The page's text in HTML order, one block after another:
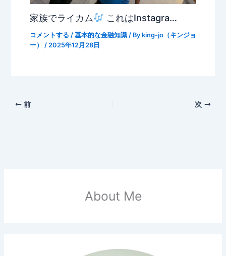
家族でライカム これはInstagra…
コメントする / 基本的な金融知識/ By king-jo（キンジョ
ー） / 2025年12月28日
前 次
About Me